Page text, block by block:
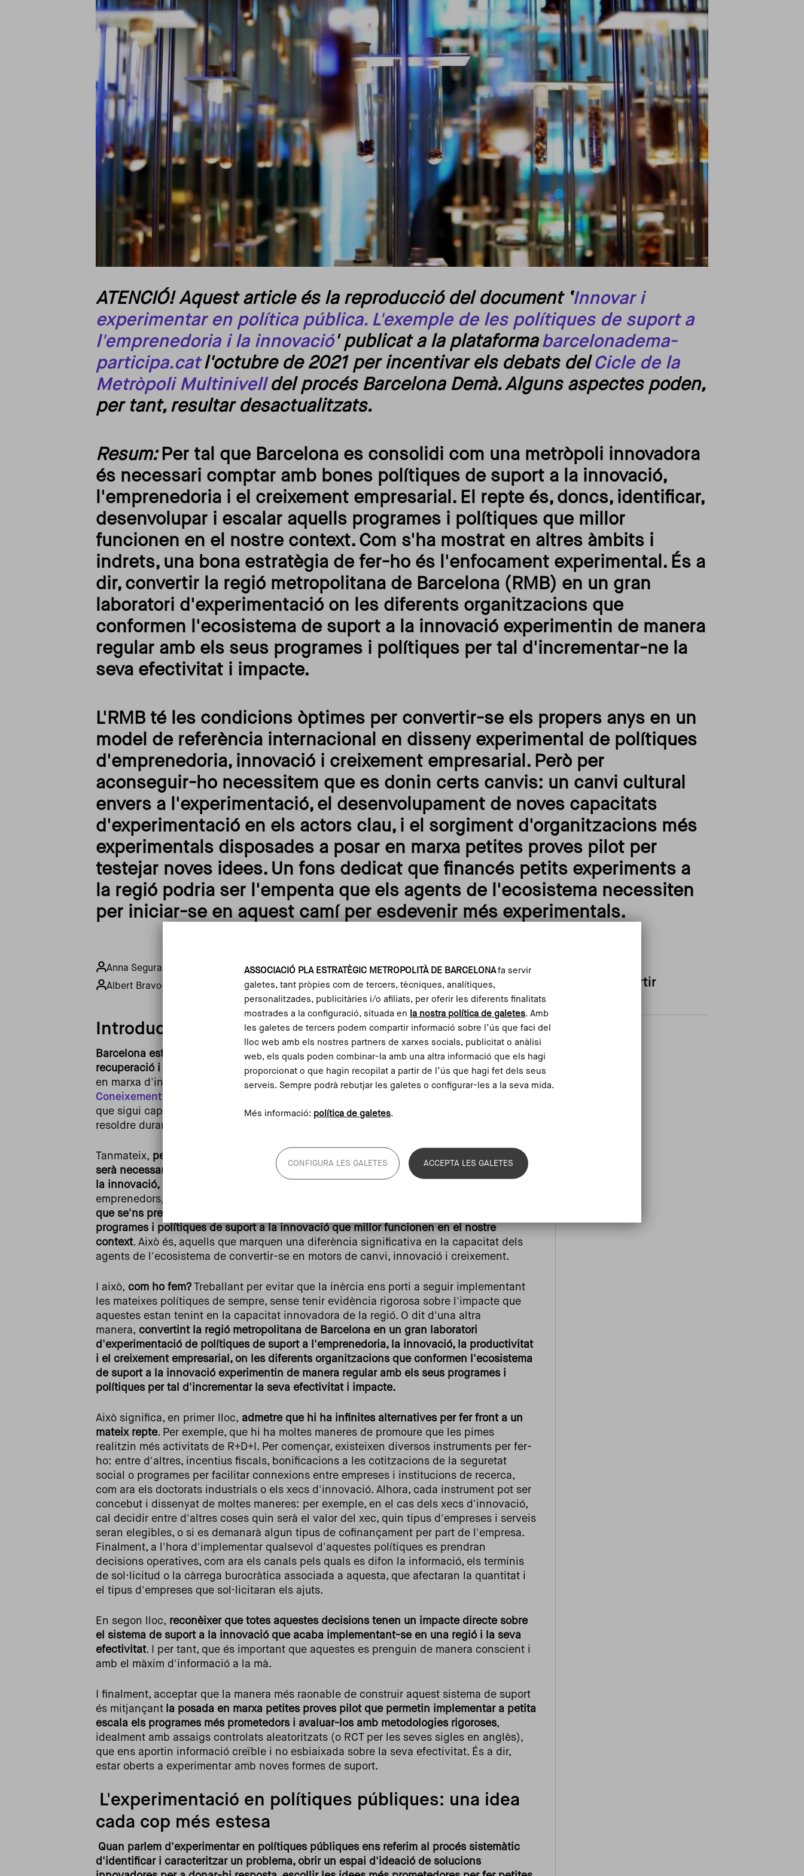
ATENCIÓ! Aquest article és la reproducció del document ‘Innovar i
experimentar en política pública. L'exemple de les polítiques de suport a
l'emprenedoria i la innovació' publicat a la plataforma barcelonadema-
participa.catl'octubre de 2021 per incentivar els debats del Cicle de la
Metròpoli Multinivelldel procés Barcelona Demà. Alguns aspectes poden,
per tant, resultar desactualitzats.
Resum:Per tal que Barcelona es consolidi com una metròpoli innovadora
és necessari comptar amb bones polítiques de suport a la innovació,
l'emprenedoria i el creixement empresarial. El repte és, doncs, identificar,
desenvolupar i escalar aquells programes i polítiques que millor
funcionen en el nostre context. Com s'ha mostrat en altres àmbits i
indrets, una bona estratègia de fer-ho és l'enfocament experimental. És a
dir, convertir la regió metropolitana de Barcelona (RMB) en un gran
laboratori d'experimentació on les diferents organitzacions que
conformen l'ecosistema de suport a la innovació experimentin de manera
regular amb els seus programes i polítiques per tal d'incrementar-ne la
seva efectivitat i impacte.
L'RMB té les condicions òptimes per convertir-se els propers anys en un
model de referència internacional en disseny experimental de polítiques
d'emprenedoria, innovació i creixement empresarial. Però per
aconseguir-ho necessitem que es donin certs canvis: un canvi cultural
envers a l'experimentació, el desenvolupament de noves capacitats
d'experimentació en els actors clau, i el sorgiment d'organitzacions més
experimentals disposades a posar en marxa petites proves pilot per
testejar noves idees. Un fons dedicat que financés petits experiments a
la regió podria ser l'empenta que els agents de l'ecosistema necessiten
per iniciar-se en aquest camí per esdevenir més experimentals.
Anna Segura - Investigadora Innovation Growth Lab
Albert Bravo-Biosca - Director Innovation Growth Lab
28 de juny de 2023
Introducció
Barcelona està apostant per posar la recerca i la innovació al centre de l'estratègia de
recuperació i impuls econòmic de la metròpoli.Així ho demostra, per exemple, la posada
en marxa d'iniciatives com la Barcelona Innovation Coast[1] o la Ciutadella del
Coneixement
que sigui capaç de generar solucions innovadores als reptes locals i globals que caldrà
resoldre durant les properes dècades, millorant així la competitivitat de la regió.
Tanmateix, per aconseguir que Barcelona es consolidi com una metròpoli innovadora
serà necessari acompanyar aquestes grans iniciatives amb bones polítiques de suport a
la innovació,
emprenedors,
que se'ns presenta, doncs, és ser capaços d'identificar, desenvolupar i escalar aquells
programes i polítiques de suport a la innovació que millor funcionen en el nostre
context. Això és, aquells que marquen una diferència significativa en la capacitat dels
agents de l'ecosistema de convertir-se en motors de canvi, innovació i creixement.
I això, com ho fem? Treballant per evitar que la inèrcia ens porti a seguir implementant
les mateixes polítiques de sempre, sense tenir evidència rigorosa sobre l'impacte que
aquestes estan tenint en la capacitat innovadora de la regió. O dit d'una altra
manera, convertint la regió metropolitana de Barcelona en un gran laboratori
d'experimentació de polítiques de suport a l'emprenedoria, la innovació, la productivitat
i el creixement empresarial, on les diferents organitzacions que conformen l'ecosistema
de suport a la innovació experimentin de manera regular amb els seus programes i
polítiques per tal d'incrementar la seva efectivitat i impacte.
Això significa, en primer lloc, admetre que hi ha infinites alternatives per fer front a un
mateix repte. Per exemple, que hi ha moltes maneres de promoure que les pimes
realitzin més activitats de R+D+I. Per començar, existeixen diversos instruments per fer-
ho: entre d'altres, incentius fiscals, bonificacions a les cotitzacions de la seguretat
social o programes per facilitar connexions entre empreses i institucions de recerca,
com ara els doctorats industrials o els xecs d'innovació. Alhora, cada instrument pot ser
concebut i dissenyat de moltes maneres: per exemple, en el cas dels xecs d'innovació,
cal decidir entre d'altres coses quin serà el valor del xec, quin tipus d'empreses i serveis
seran elegibles, o si es demanarà algun tipus de cofinançament per part de l'empresa.
Finalment, a l'hora d'implementar qualsevol d'aquestes polítiques es prendran
decisions operatives, com ara els canals pels quals es difon la informació, els terminis
de sol·licitud o la càrrega burocràtica associada a aquesta, que afectaran la quantitat i
el tipus d'empreses que sol·licitaran els ajuts.
En segon lloc, reconèixer que totes aquestes decisions tenen un impacte directe sobre
el sistema de suport a la innovació que acaba implementant-se en una regió i la seva
efectivitat. I per tant, que és important que aquestes es prenguin de manera conscient i
amb el màxim d'informació a la mà.
I finalment, acceptar que la manera més raonable de construir aquest sistema de suport
és mitjançant la posada en marxa petites proves pilot que permetin implementar a petita
escala els programes més prometedors i avaluar-los amb metodologies rigoroses,
idealment amb assaigs controlats aleatoritzats (o RCT per les seves sigles en anglès),
que ens aportin informació creïble i no esbiaixada sobre la seva efectivitat. És a dir,
estar oberts a experimentar amb noves formes de suport.
L'experimentació en polítiques públiques: una idea
cada cop més estesa
Quan parlem d'experimentar en polítiques públiques ens referim al procés sistemàtic
d'identificar i caracteritzar un problema, obrir un espai d'ideació de solucions
Compartir
ASSOCIACIÓ PLA ESTRATÈGIC METROPOLITÀ DE BARCELONAfa servir
galetes, tant pròpies com de tercers, tècniques, analítiques,
personalitzades, publicitàries i/o afiliats, per oferir les diferents finalitats
mostrades a la configuració, situada en la nostra política de galetes. Amb
les galetes de tercers podem compartir informació sobre l’ús que faci del
lloc web amb els nostres partners de xarxes socials, publicitat o anàlisi
web, els quals poden combinar-la amb una altra informació que els hagi
proporcionat o que hagin recopilat a partir de l’ús que hagi fet dels seus
serveis. Sempre podrà rebutjar les galetes o configurar-les a la seva mida.
Més informació: política de galetes.
CONFIGURA LES GALETES ACCEPTA LES GALETES